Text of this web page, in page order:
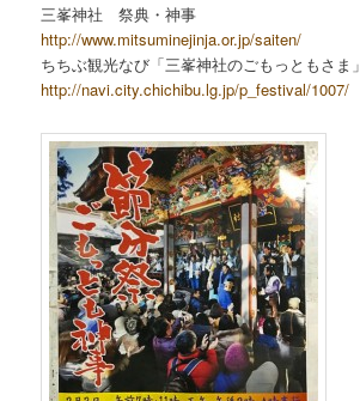
三峯神社 祭典・神事
http://www.mitsuminejinja.or.jp/saiten/
ちちぶ観光なび「三峯神社のごもっともさま」
http://navi.city.chichibu.lg.jp/p_festival/1007/